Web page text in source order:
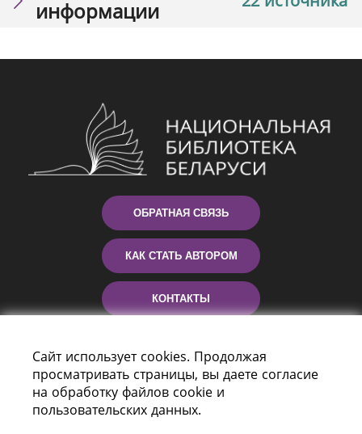
информации
ОБРАТНАЯ СВЯЗЬ
КАК СТАТЬ АВТОРОМ
КОНТАКТЫ
Сайт использует cookies. Продолжая
просматривать страницы, вы даете согласие
на обработку файлов cookie и
пользовательских данных.